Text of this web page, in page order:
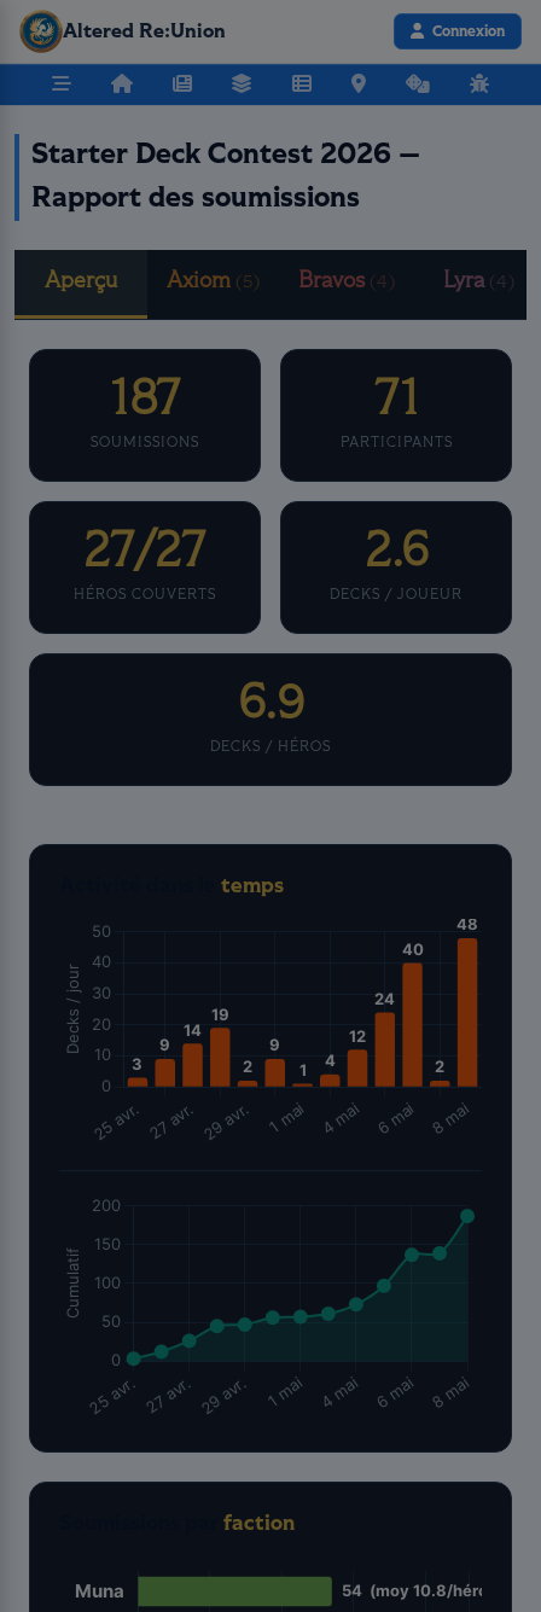
Altered Re:Union Connexion
Starter Deck Contest 2026 —
Rapport des soumissions
Aperçu Axiom (5) Bravos (4) Lyra (4)
187
SOUMISSIONS
71
PARTICIPANTS
27/27
HÉROS COUVERTS
2.6
DECKS / JOUEUR
6.9
DECKS / HÉROS
temps
faction